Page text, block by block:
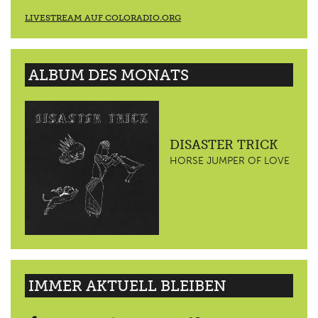
LIVESTREAM AUF COLORADIO.ORG
ALBUM DES MONATS
DISASTER TRICK
HORSE JUMPER OF LOVE
IMMER AKTUELL BLEIBEN